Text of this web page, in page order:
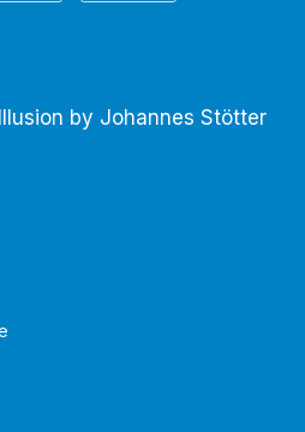
by Johannes Stötter